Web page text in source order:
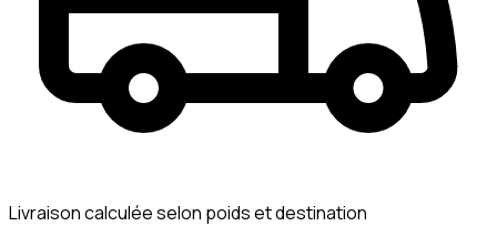
Livraison calculée selon poids et destination